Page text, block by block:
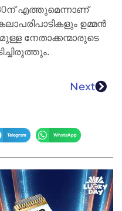
എത്തുമെന്നാണ്
ഉമ്മൻ
നേതാക്കന്മാരുടെ
Next
Telegram WhatsApp